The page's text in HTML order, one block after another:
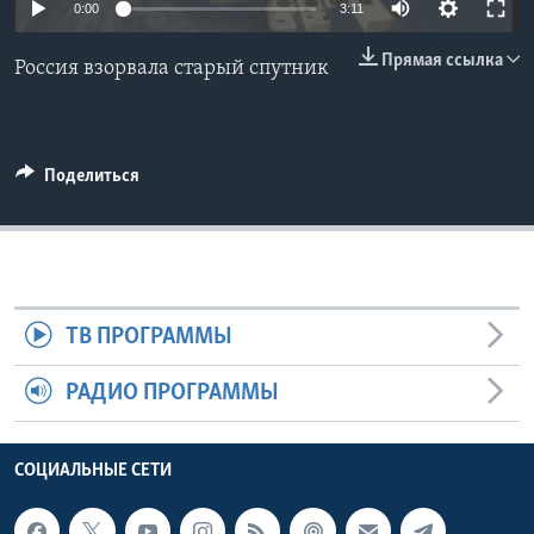
0:00 3:11
Прямая ссылка
Россия взорвала старый спутник
Поделиться
ТВ ПРОГРАММЫ
РАДИО ПРОГРАММЫ
СОЦИАЛЬНЫЕ СЕТИ